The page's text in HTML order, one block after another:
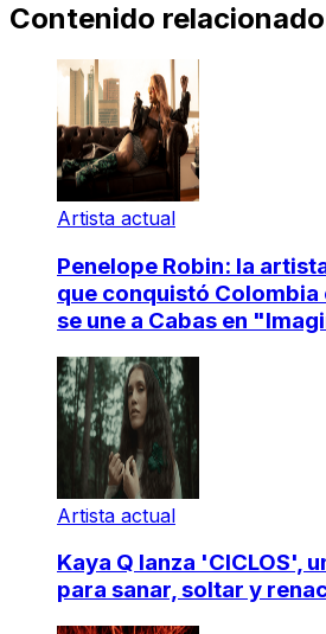
Contenido relacionado
Artista actual
Penelope Robin: la
que conquistó Colombia
se une a Cabas en
Artista actual
Kaya Q lanza 'CICLOS',
para sanar, soltar y